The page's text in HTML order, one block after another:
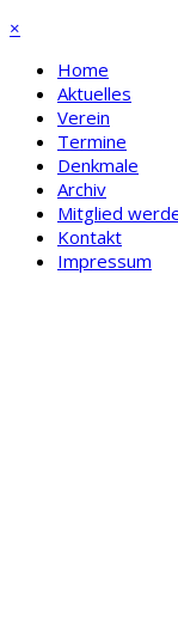
×
Home
Aktuelles
Verein
Termine
Denkmale
Archiv
Mitglied
Kontakt
Impressum